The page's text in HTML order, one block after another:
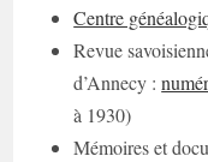
Centre
Revue
d’Annecy :
à 1930)
Mémoires et